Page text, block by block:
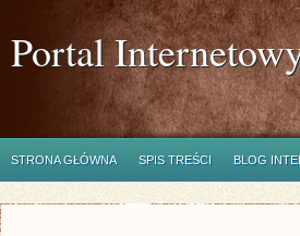
Portal
STRONA GŁÓWNA SPIS TREŚCI BLOG